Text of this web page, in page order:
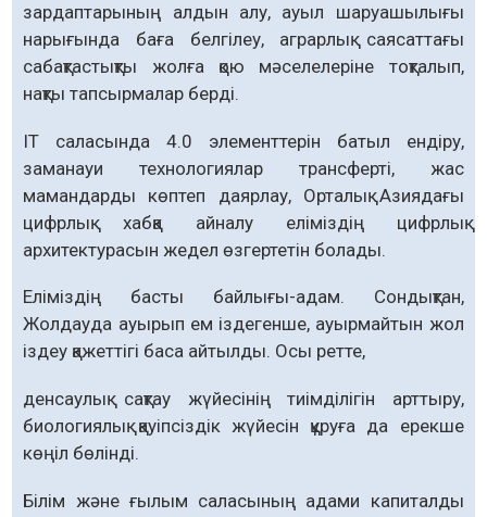
зардаптарының алдын алу, ауыл шаруашылығы
нарығында баға белгілеу, аграрлық саясаттағы
сабақтастықты жолға қою мәселелеріне тоқталып,
нақты тапсырмалар берді.
IT саласында 4.0 элементтерін батыл ендіру,
заманауи технологиялар трансферті, жас
мамандарды көптеп даярлау, Орталық Азиядағы
цифрлық хабқа айналу еліміздің цифрлық
архитектурасын жедел өзгертетін болады.
Еліміздің басты байлығы-адам. Сондықтан,
Жолдауда ауырып ем іздегенше, ауырмайтын жол
іздеу қажеттігі баса айтылды. Осы ретте,
денсаулық сақтау жүйесінің тиімділігін арттыру,
биологиялық қауіпсіздік жүйесін құруға да ерекше
көңіл бөлінді.
Білім және ғылым саласының адами капиталды